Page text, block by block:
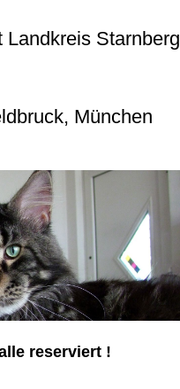
Landkreis Starnberg
München
reserviert !